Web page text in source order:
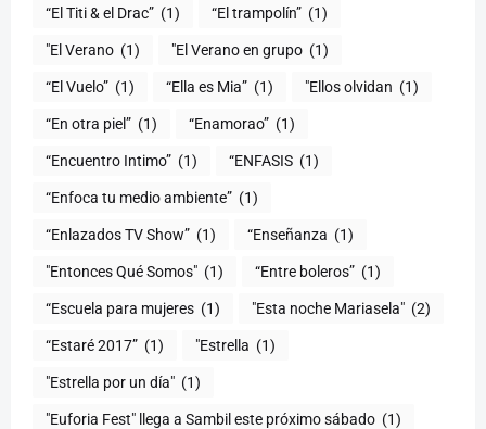
“El Titi & el Drac” (1) “El trampolín” (1)
"El Verano (1) "El Verano en grupo (1)
(1) “Ella es Mia” (1) "Ellos olvidan (1)
“En otra piel” (1) “Enamorao” (1)
“Encuentro Intimo” (1) “ENFASIS (1)
“Enfoca tu medio ambiente” (1)
“Enlazados TV Show” (1) “Enseñanza (1)
"Entonces Qué Somos" (1) “Entre boleros” (1)
“Escuela para mujeres (1) "Esta noche Mariasela" (2)
“Estaré 2017” (1) "Estrella (1)
"Estrella por un día" (1)
"Euforia Fest" llega a Sambil este próximo sábado (1)